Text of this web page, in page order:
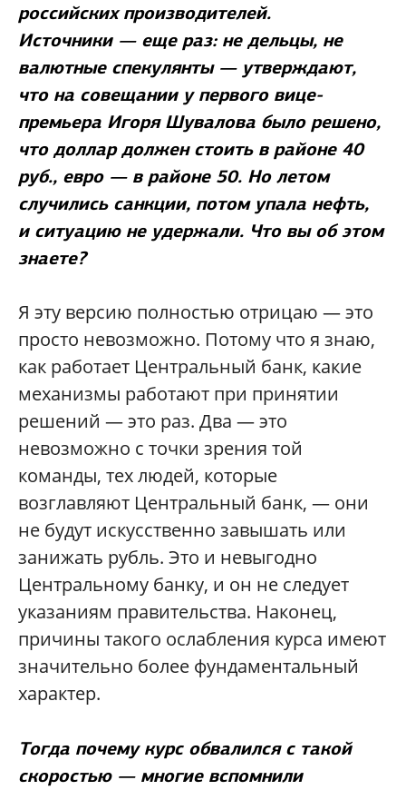
российских производителей.
Источники — еще раз: не дельцы, не
валютные спекулянты — утверждают,
что на совещании у первого вице-
премьера Игоря Шувалова было решено,
что доллар должен стоить в районе 40
руб., евро — в районе 50. Но летом
случились санкции, потом упала нефть,
и ситуацию не удержали. Что вы об этом
знаете?
Я эту версию полностью отрицаю — это
просто невозможно. Потому что я знаю,
как работает Центральный банк, какие
механизмы работают при принятии
решений — это раз. Два — это
невозможно с точки зрения той
команды, тех людей, которые
возглавляют Центральный банк, — они
не будут искусственно завышать или
занижать рубль. Это и невыгодно
Центральному банку, и он не следует
указаниям правительства. Наконец,
причины такого ослабления курса имеют
значительно более фундаментальный
характер.
Тогда почему курс обвалился с такой
скоростью — многие вспомнили